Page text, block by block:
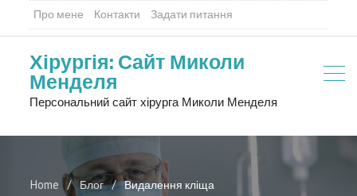
Про мене Контакти Задати питання
Хірургія: Сайт Миколи
Менделя
Персональний сайт хірурга Миколи Менделя
Home Блог Видалення кліща